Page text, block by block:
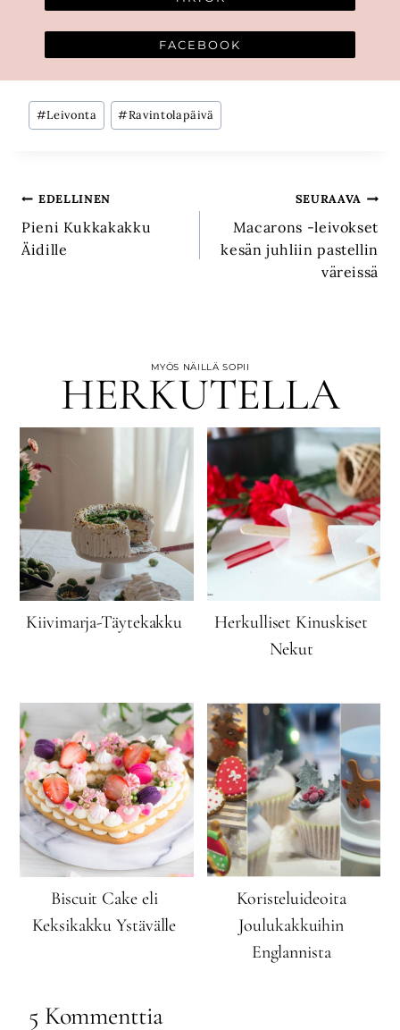
FACEBOOK
Avainsanat:
#Leivonta #Ravintolapäivä
Artikkelien
selaus
EDELLINEN
Pieni Kukkakakku
Äidille
SEURAAVA
Macarons -leivokset
kesän juhliin pastellin
väreissä
MYÖS NÄILLÄ SOPII
HERKUTELLA
Kiivimarja-Täytekakku
Herkulliset Kinuskiset
Nekut
Biscuit Cake eli
Keksikakku Ystävälle
Koristeluideoita
Joulukakkuihin
Englannista
5 Kommenttia